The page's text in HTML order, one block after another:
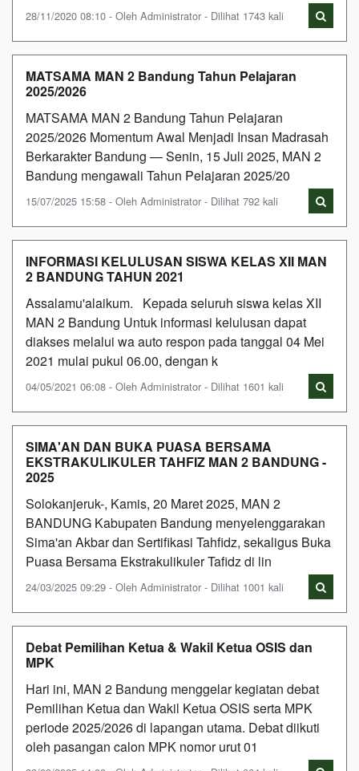
28/11/2020 08:10 - Oleh Administrator - Dilihat 1743 kali
MATSAMA MAN 2 Bandung Tahun Pelajaran
2025/2026
MATSAMA MAN 2 Bandung Tahun Pelajaran
2025/2026 Momentum Awal Menjadi Insan Madrasah
Berkarakter Bandung — Senin, 15 Juli 2025, MAN 2
Bandung mengawali Tahun Pelajaran 2025/20
15/07/2025 15:58 - Oleh Administrator - Dilihat 792 kali
INFORMASI KELULUSAN SISWA KELAS XII MAN
2 BANDUNG TAHUN 2021
Assalamu'alaikum. Kepada seluruh siswa kelas XII
MAN 2 Bandung Untuk informasi kelulusan dapat
diakses melalui wa auto respon pada tanggal 04 Mei
2021 mulai pukul 06.00, dengan k
04/05/2021 06:08 - Oleh Administrator - Dilihat 1601 kali
SIMA'AN DAN BUKA PUASA BERSAMA
EKSTRAKULIKULER TAHFIZ MAN 2 BANDUNG -
2025
Solokanjeruk-, Kamis, 20 Maret 2025, MAN 2
BANDUNG Kabupaten Bandung menyelenggarakan
Sima'an Akbar dan Sertifikasi Tahfidz, sekaligus Buka
Puasa Bersama Ekstrakulikuler Tafidz di lin
24/03/2025 09:29 - Oleh Administrator - Dilihat 1001 kali
Debat Pemilihan Ketua & Wakil Ketua OSIS dan
MPK
Hari ini, MAN 2 Bandung menggelar kegiatan debat
Pemilihan Ketua dan Wakil Ketua OSIS serta MPK
periode 2025/2026 di lapangan utama. Debat diikuti
oleh pasangan calon MPK nomor urut 01